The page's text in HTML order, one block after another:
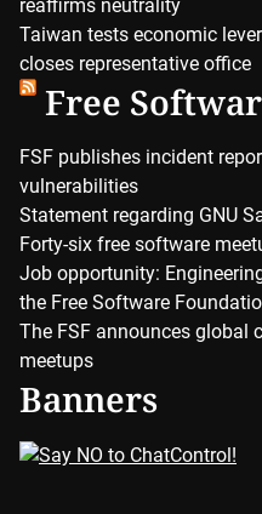
reaffirms neutrality
Taiwan tests economic
closes representative office
Free
FSF publishes incident
vulnerabilities
Statement regarding GNU
Forty-six free software
Job opportunity:
the Free Software
The FSF announces global
meetups
Banners